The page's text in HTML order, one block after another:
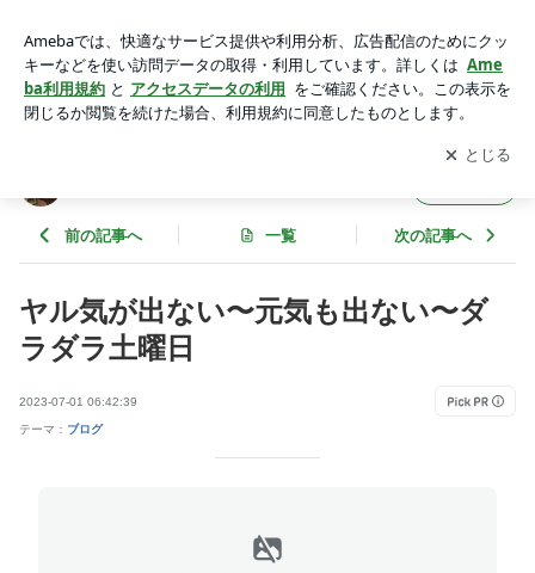
びりブログアプリをダウンロードして ブログの更新通知
を受け取りまし
ょう。
開く
前の記事へ 一覧 次の記事へ
ヤル気が出ない〜元気も出ない〜ダ
ラダラ土曜日
2023-07-01 06:42:39
テーマ： ブログ